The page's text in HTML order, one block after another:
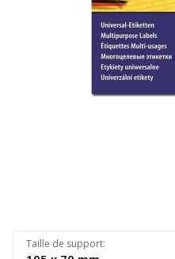
Taille de support: